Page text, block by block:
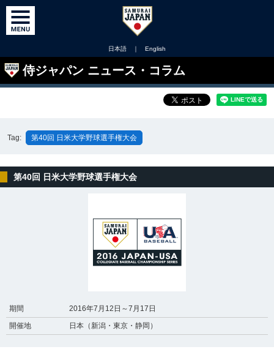
日本語 ｜ English
侍ジャパン ニュース・コラム
Tag: 第40回 日米大学野球選手権大会
第40回 日米大学野球選手権大会
期間
2016年7月12日～7月17日
開催地
日本（新潟・東京・静岡）